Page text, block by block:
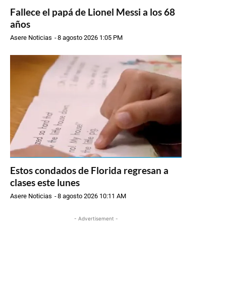
Fallece el papá de Lionel Messi a los 68
años
Asere Noticias -8 agosto 2026 1:05 PM
Estos condados de Florida regresan a
clases este lunes
Asere Noticias -8 agosto 2026 10:11 AM
- Advertisement -